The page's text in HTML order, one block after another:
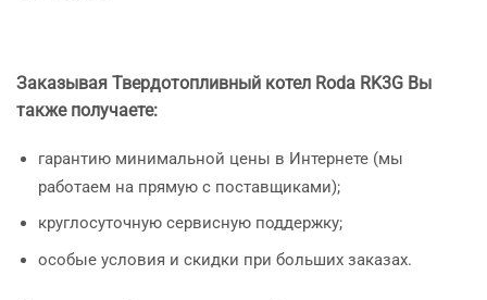
Заказывая Твердотопливный котел Roda RK3G Вы
также получаете:
гарантию минимальной цены в Интернете (мы
работаем на прямую с поставщиками);
круглосуточную сервисную поддержку;
особые условия и скидки при больших заказах.